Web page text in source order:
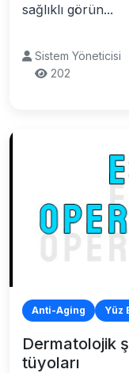
sağlıklı görün...
Sistem Yöneticisi
202
Anti-Aging Yüz
Dermatolojik
tüyoları